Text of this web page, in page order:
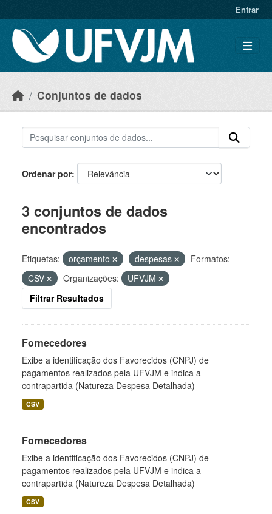
Entrar
Conjuntos de dados
Ordenar por
3 conjuntos de dados
encontrados
Etiquetas: orçamento despesas
Formatos:
CSV
Organizações:
UFVJM
Filtrar Resultados
Fornecedores
Exibe a identificação dos Favorecidos (CNPJ) de
pagamentos realizados pela UFVJM e indica a
contrapartida (Natureza Despesa Detalhada)
CSV
Fornecedores
Exibe a identificação dos Favorecidos (CNPJ) de
pagamentos realizados pela UFVJM e indica a
contrapartida (Natureza Despesa Detalhada)
CSV